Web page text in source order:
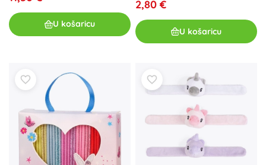
U košaricu
2,80 €
U košaricu